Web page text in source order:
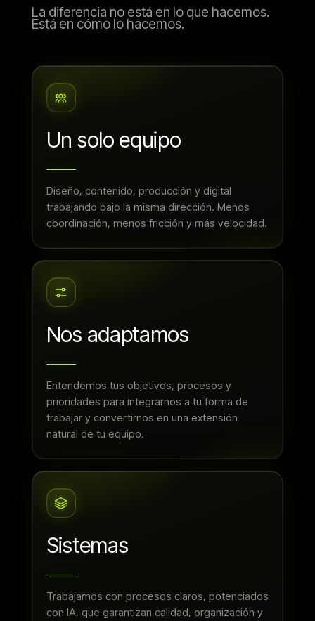
La diferencia no está en lo que hacemos.
Está en cómo lo hacemos.
Un solo equipo
Diseño, contenido, producción y digital
trabajando bajo la misma dirección. Menos
coordinación, menos fricción y más velocidad.
Nos adaptamos
Entendemos tus objetivos, procesos y
prioridades para integrarnos a tu forma de
trabajar y convertirnos en una extensión
natural de tu equipo.
Sistemas
Trabajamos con procesos claros, potenciados
con IA, que garantizan calidad, organización y